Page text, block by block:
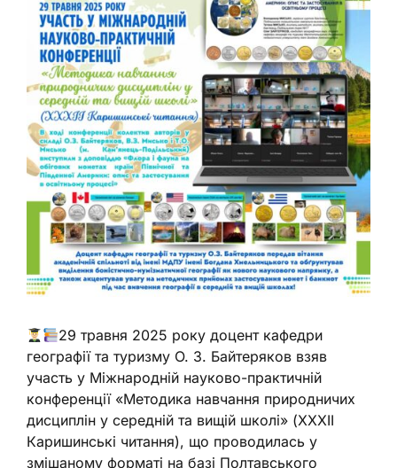
29 травня 2025 року доцент кафедри
географії та туризму О. З. Байтеряков взяв
участь у Міжнародній науково-практичній
конференції «Методика навчання природничих
дисциплін у середній та вищій школі» (XXХIІ
Каришинські читання), що проводилась у
змішаному форматі на базі Полтавського